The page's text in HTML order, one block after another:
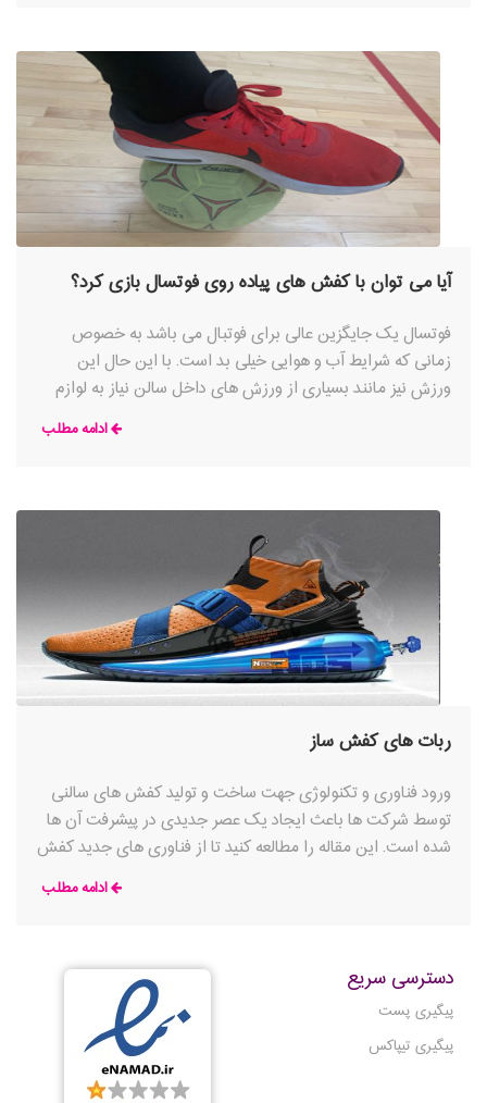
آیا می توان با کفش های پیاده روی فوتسال بازی کرد؟
فوتسال یک جایگزین عالی برای فوتبال می باشد به خصوص
زمانی که شرایط آب و هوایی خیلی بد است. با این حال این
ورزش نیز مانند بسیاری از ورزش های داخل سالن نیاز به لوازم
مخصوص به ویژه کفش های فوتسال دارد تا بازیکن به درستی
بتواند در زمان نیاز شتاب بگیرد، بایستد یا ضربه بزند. اما بسیاری از
ادامه مطلب
ربات های کفش ساز
ورود فناوری و تکنولوژی جهت ساخت و تولید کفش های سالنی
توسط شرکت ها باعث ایجاد یک عصر جدیدی در پیشرفت آن ها
شده است. این مقاله را مطالعه کنید تا از فناوری های جدید کفش
ادامه مطلب
دسترسی سریع
پیگیری پست
پیگیری تیپاکس